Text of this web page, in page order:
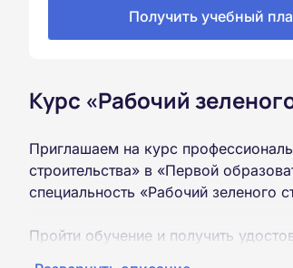
Получить учебный
Курс «Рабочий
Приглашаем на курс
строительства» в «Первой
специальность «Рабочий зеленого
Пройти обучение и получить